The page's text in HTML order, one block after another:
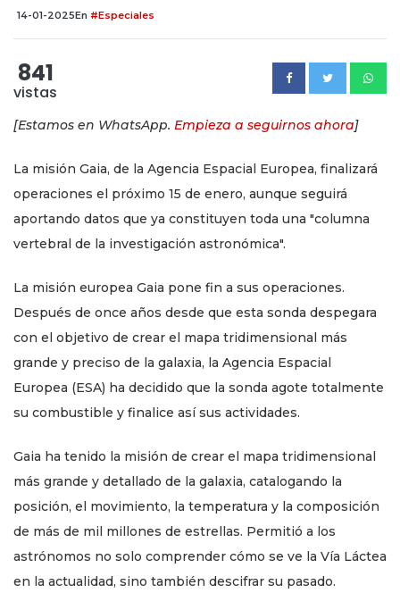
14-01-2025En #Especiales
841
vistas
[Estamos en WhatsApp. Empieza a seguirnos ahora]
La misión Gaia, de la Agencia Espacial Europea, finalizará
operaciones el próximo 15 de enero, aunque seguirá
aportando datos que ya constituyen toda una "columna
vertebral de la investigación astronómica".
La misión europea Gaia pone fin a sus operaciones.
Después de once años desde que esta sonda despegara
con el objetivo de crear el mapa tridimensional más
grande y preciso de la galaxia, la Agencia Espacial
Europea (ESA) ha decidido que la sonda agote totalmente
su combustible y finalice así sus actividades.
Gaia ha tenido la misión de crear el mapa tridimensional
más grande y detallado de la galaxia, catalogando la
posición, el movimiento, la temperatura y la composición
de más de mil millones de estrellas. Permitió a los
astrónomos no solo comprender cómo se ve la Vía Láctea
en la actualidad, sino también descifrar su pasado.